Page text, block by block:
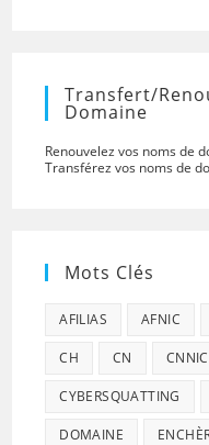
Transfert/
Domaine
Renouvelez vos noms de
Transférez vos noms de
Mots Clés
AFILIAS AFNIC
CH CN CNNIC
CYBERSQUATTING
DOMAINE